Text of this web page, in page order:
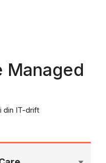
Managed
din IT-drift